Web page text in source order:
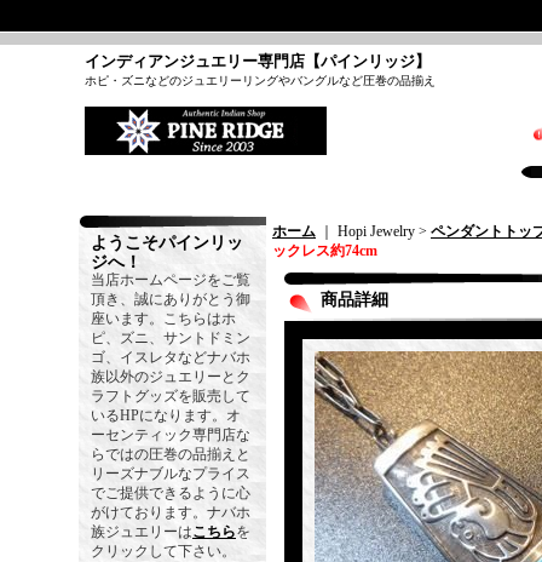
インディアンジュエリー専門店【パインリッジ】
ホピ・ズニなどのジュエリーリングやバングルなど圧巻の品揃え
ようこそパインリッ
ジへ！
当店ホームページをご覧
頂き、誠にありがとう御
座います。こちらはホ
ピ、ズニ、サントドミン
ゴ、イスレタなどナバホ
族以外のジュエリーとク
ラフトグッズを販売して
いるHPになります。オ
ーセンティック専門店な
らではの圧巻の品揃えと
リーズナブルなプライス
でご提供できるように心
がけております。ナバホ
族ジュエリーはこちらを
クリックして下さい。
ホーム ｜ Hopi Jewelry > ペンダントトッ
ックレス約74cm
商品詳細